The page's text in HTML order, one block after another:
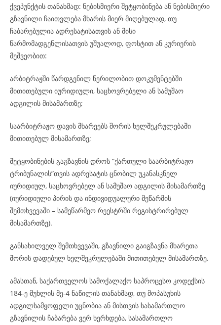
ქვეპუნქტის თანახმად: ნებისმიერი შეტყობინება ან ნებისმიერი
გზავნილი ჩაითვლება მხარის მიერ მიღებულად, თუ
ჩაბარებულია ადრესატისათვის ან მისი
წარმომადგენლისათვის უშუალოდ, ფოსტით ან კურიერის
მეშვეობით:
არბიტრაჟში წარდგენილ წერილობით დოკუმენტებში
მითითებული იურიდიული, საცხოვრებელი ან სამუშაო
ადგილის მისამართზე;
საარბიტრაჟო დავის მხარეებს შორის ხელშეკრულებაში
მითითებულ მისამართზე;
შეტყობინების გაგზავნის დროს “ქართული საარბიტრაჟო
ტრიბუნალის”თვის ადრესატის ცნობილ უკანასკნელ
იურიდიულ, საცხოვრებელ ან სამუშაო ადგილის მისამართზე
(იურიდიული პირის და ინდივიდუალური მეწარმის
შემთხვევაში – სამეწარმეო რეესტრში რეგისტრირებულ
მისამართზე).
განსახილველ შემთხვევაში, გზავნილი გაიგზავნა მხარეთა
შორის დადებულ ხელშეკრულებაში მითითებულ მისამართზე.
ამასთან, საქართველოს სამოქალაქო საპროცესო კოდექსის
184-ე მუხლის მე-4 ნაწილის თანახმად, თუ მოპასუხის
ადგილსამყოფელი უცნობია ან მისთვის სასამართლო
გზავნილის ჩაბარება ვერ ხერხდება, სასამართლო